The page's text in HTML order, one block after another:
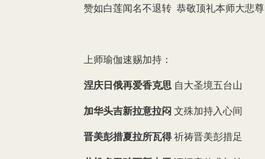
赞如白莲闻名不退转 恭敬顶礼本师大悲尊
上师瑜伽速赐加持：
涅庆日俄再爱香克思 自大圣境五台山
加华头吉新拉意拉闷 文殊加持入心间
晋美彭措夏拉所瓦得祈祷晋美彭措足